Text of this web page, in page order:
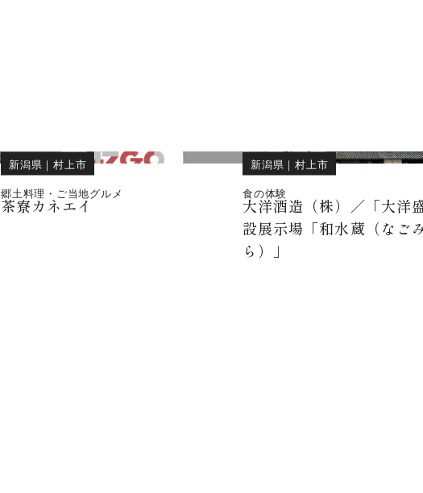
新潟県 ｜村上市
郷土料理・ご当地グルメ
茶寮カネエイ
新潟県 ｜村上市
食の体験
大洋酒造（株）／「大
設展示場「和水蔵（なご
ら）」